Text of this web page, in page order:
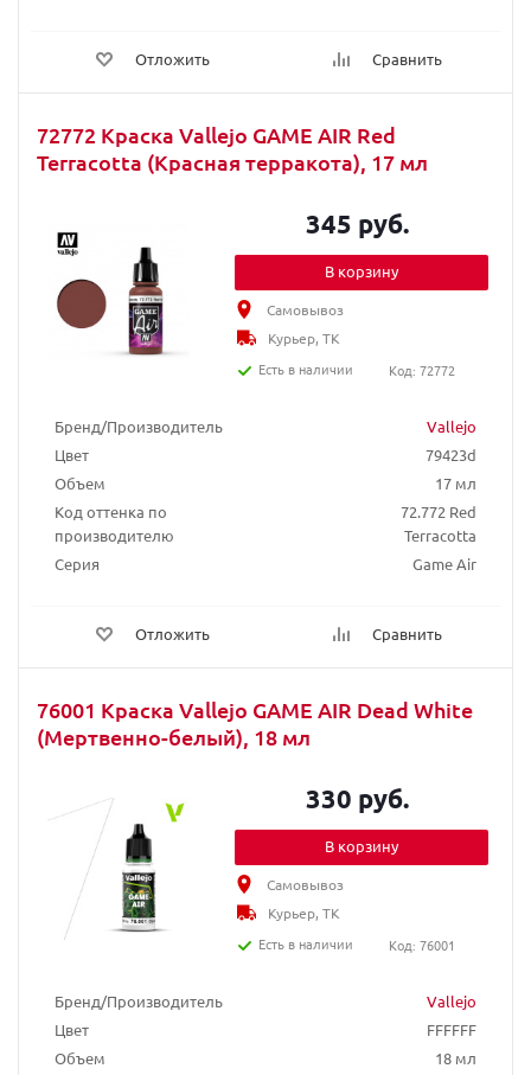
Отложить Сравнить
72772 Краска Vallejo GAME AIR Red
Terracotta (Красная терракота), 17 мл
Бренд/Производитель
Vallejo
Цвет
79423d
Объем
17 мл
Код оттенка по
производителю
72.772 Red
Terracotta
Серия
Game Air
Отложить Сравнить
345 руб.
В корзину
Самовывоз
Курьер, ТК
Есть в наличии
Код: 72772
76001 Краска Vallejo GAME AIR Dead White
(Мертвенно-белый), 18 мл
Бренд/Производитель
Vallejo
Цвет
FFFFFF
Объем
18 мл
330 руб.
В корзину
Самовывоз
Курьер, ТК
Есть в наличии
Код: 76001